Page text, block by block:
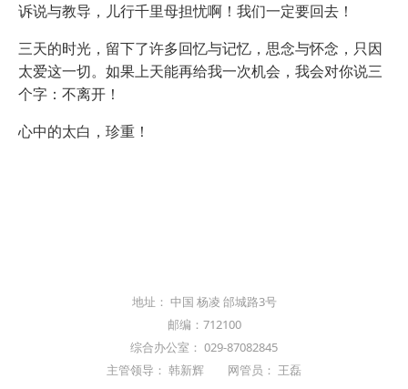
诉说与教导，儿行千里母担忧啊！我们一定要回去！
三天的时光，留下了许多回忆与记忆，思念与怀念，只因
太爱这一切。如果上天能再给我一次机会，我会对你说三
个字：不离开！
心中的太白，珍重！
地址： 中国 杨凌 邰城路3号
邮编：712100
综合办公室： 029-87082845
主管领导： 韩新辉 网管员： 王磊